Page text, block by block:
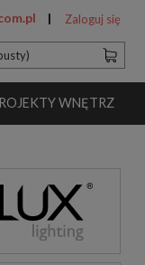
Zaloguj się
WNĘTRZ